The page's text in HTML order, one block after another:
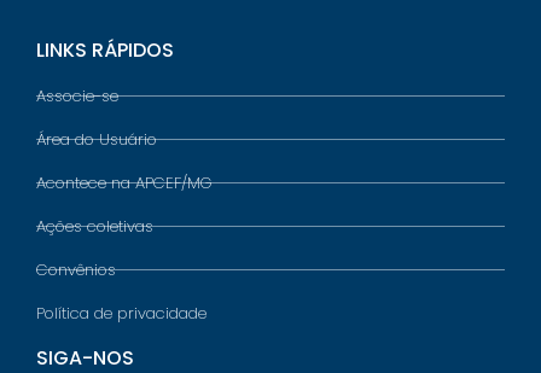
LINKS RÁPIDOS
Associe-se
Área do Usuário
Acontece na APCEF/MG
Ações coletivas
Convênios
Política de privacidade
SIGA-NOS